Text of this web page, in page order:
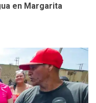
en Margarita